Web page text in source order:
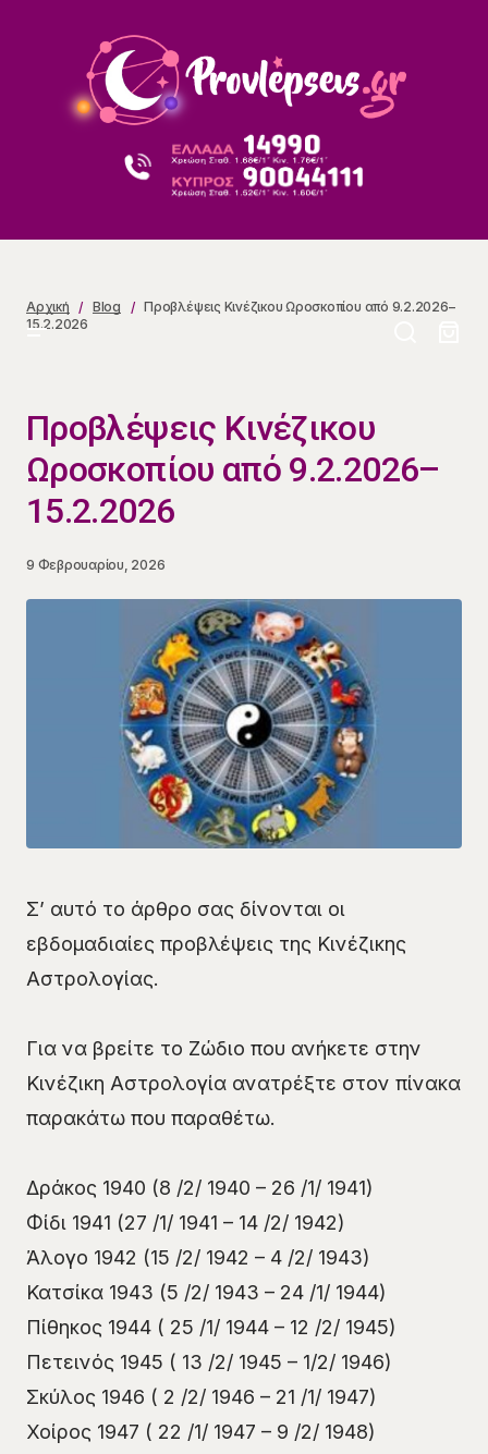
Αρχική Blog
Προβλέψεις Κινέζικου Ωροσκοπίου από 9.2.2026–
15.2.2026
Προβλέψεις Κινέζικου
Ωροσκοπίου από 9.2.2026–
15.2.2026
9 Φεβρουαρίου, 2026
Σ’ αυτό το άρθρο σας δίνονται οι
εβδομαδιαίες προβλέψεις της Κινέζικης
Αστρολογίας.
Για να βρείτε το Ζώδιο που ανήκετε στην
Κινέζικη Αστρολογία ανατρέξτε στον πίνακα
παρακάτω που παραθέτω.
Δράκος 1940 (8 /2/ 1940 – 26 /1/ 1941)
Φίδι 1941 (27 /1/ 1941 – 14 /2/ 1942)
Άλογο 1942 (15 /2/ 1942 – 4 /2/ 1943)
Κατσίκα 1943 (5 /2/ 1943 – 24 /1/ 1944)
Πίθηκος 1944 ( 25 /1/ 1944 – 12 /2/ 1945)
Πετεινός 1945 ( 13 /2/ 1945 – 1/2/ 1946)
Σκύλος 1946 ( 2 /2/ 1946 – 21 /1/ 1947)
Χοίρος 1947 ( 22 /1/ 1947 – 9 /2/ 1948)